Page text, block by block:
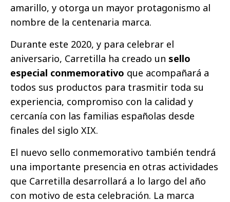
amarillo, y otorga un mayor protagonismo al
nombre de la centenaria marca.
Durante este 2020, y para celebrar el
aniversario, Carretilla ha creado un sello
especial conmemorativo que acompañará a
todos sus productos para trasmitir toda su
experiencia, compromiso con la calidad y
cercanía con las familias españolas desde
finales del siglo XIX.
El nuevo sello conmemorativo también tendrá
una importante presencia en otras actividades
que Carretilla desarrollará a lo largo del año
con motivo de esta celebración. La marca